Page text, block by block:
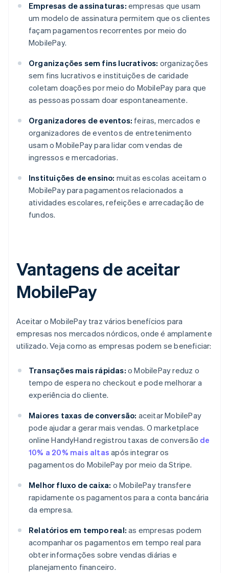
Empresas de assinaturas: empresas que usam
um modelo de assinatura permitem que os clientes
façam pagamentos recorrentes por meio do
MobilePay.
Organizações sem fins lucrativos: organizações
sem fins lucrativos e instituições de caridade
coletam doações por meio do MobilePay para que
as pessoas possam doar espontaneamente.
Organizadores de eventos: feiras, mercados e
organizadores de eventos de entretenimento
usam o MobilePay para lidar com vendas de
ingressos e mercadorias.
Instituições de ensino: muitas escolas aceitam o
MobilePay para pagamentos relacionados a
atividades escolares, refeições e arrecadação de
fundos.
Vantagens de aceitar
MobilePay
Aceitar o MobilePay traz vários benefícios para
empresas nos mercados nórdicos, onde é amplamente
utilizado. Veja como as empresas podem se beneficiar:
Transações mais rápidas: o MobilePay reduz o
tempo de espera no checkout e pode melhorar a
experiência do cliente.
Maiores taxas de conversão: aceitar MobilePay
pode ajudar a gerar mais vendas. O marketplace
online HandyHand registrou taxas de conversão de
10% a 20% mais altas após integrar os
pagamentos do MobilePay por meio da Stripe.
Melhor fluxo de caixa: o MobilePay transfere
rapidamente os pagamentos para a conta bancária
da empresa.
Relatórios em tempo real: as empresas podem
acompanhar os pagamentos em tempo real para
obter informações sobre vendas diárias e
planejamento financeiro.